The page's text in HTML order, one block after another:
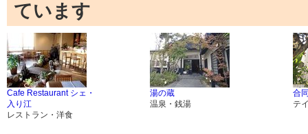
ています
Cafe Restaurant シェ・
入り江
レストラン・洋食
湯の蔵
温泉・銭湯
合
テ